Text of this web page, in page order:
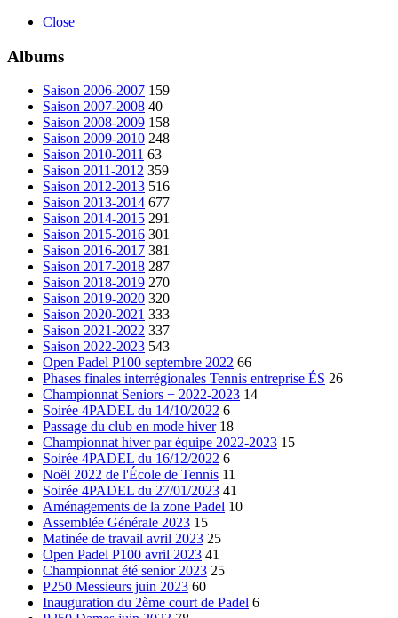
Close
Albums
Saison 2006-2007 159
Saison 2007-2008 40
Saison 2008-2009 158
Saison 2009-2010 248
Saison 2010-2011 63
Saison 2011-2012 359
Saison 2012-2013 516
Saison 2013-2014 677
Saison 2014-2015 291
Saison 2015-2016 301
Saison 2016-2017 381
Saison 2017-2018 287
Saison 2018-2019 270
Saison 2019-2020 320
Saison 2020-2021 333
Saison 2021-2022 337
Saison 2022-2023 543
Open Padel P100 septembre 2022 66
Phases finales interrégionales Tennis entreprise ÉS 26
Championnat Seniors + 2022-2023 14
Soirée 4PADEL du 14/10/2022 6
Passage du club en mode hiver 18
Championnat hiver par équipe 2022-2023 15
Soirée 4PADEL du 16/12/2022 6
Noël 2022 de l'École de Tennis 11
Soirée 4PADEL du 27/01/2023 41
Aménagements de la zone Padel 10
Assemblée Générale 2023 15
Matinée de travail avril 2023 25
Open Padel P100 avril 2023 41
Championnat été senior 2023 25
P250 Messieurs juin 2023 60
Inauguration du 2ème court de Padel 6